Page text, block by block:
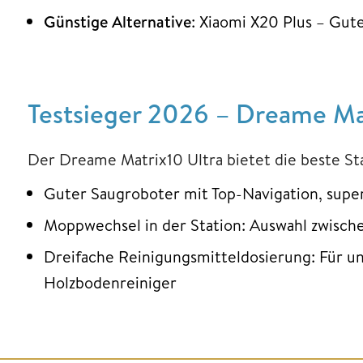
Günstige Alternative: Xiaomi X20 Plus –
Testsieger 2026 – Dreame
Der Dreame Matrix10 Ultra bietet die beste
Guter Saugroboter mit Top-Navigation,
Moppwechsel in der Station: Auswahl
Dreifache Reinigungsmitteldosierung: Für
Holzbodenreiniger